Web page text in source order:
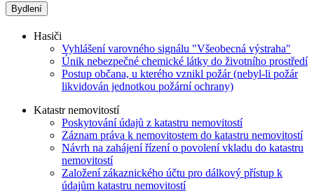
Bydlení
Hasiči
Vyhlášení varovného signálu "Všeobecná výstraha"
Únik nebezpečné chemické látky do životního prostředí
Postup občana, u kterého vznikl požár (nebyl-li požár
likvidován jednotkou požární ochrany)
Katastr nemovitostí
Poskytování údajů z katastru nemovitostí
Záznam práva k nemovitostem do katastru nemovitostí
Návrh na zahájení řízení o povolení vkladu do katastru
nemovitostí
Založení zákaznického účtu pro dálkový přístup k
údajům katastru nemovitostí